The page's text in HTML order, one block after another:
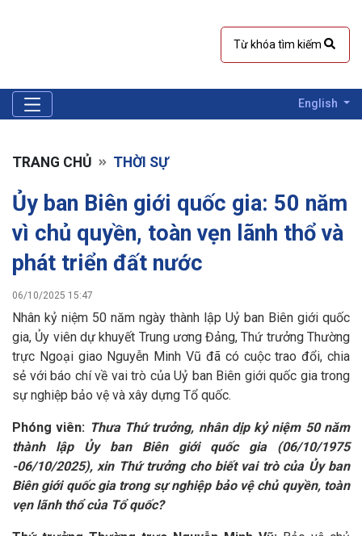
English
TRANG CHỦ THỜI SỰ
Ủy ban Biên giới quốc gia: 50 năm
vì chủ quyền, toàn vẹn lãnh thổ và
phát triển đất nước
06/10/2025 15:47
Nhân kỷ niệm 50 năm ngày thành lập Uỷ ban Biên giới quốc
gia, Ủy viên dự khuyết Trung ương Đảng, Thứ trưởng Thường
trực Ngoại giao Nguyễn Minh Vũ đã có cuộc trao đổi, chia
sẻ với báo chí về vai trò của Uỷ ban Biên giới quốc gia trong
sự nghiệp bảo vệ và xây dựng Tổ quốc.
Phóng viên: Thưa Thứ trưởng, nhân dịp kỷ niệm 50 năm
thành lập Ủy ban Biên giới quốc gia (06/10/1975
-06/10/2025), xin Thứ trưởng cho biết vai trò của Ủy ban
Biên giới quốc gia trong sự nghiệp bảo vệ chủ quyền, toàn
vẹn lãnh thổ của Tổ quốc?